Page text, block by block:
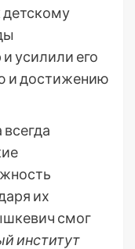
детскому
усилили его
и достижению
их
смог
институт